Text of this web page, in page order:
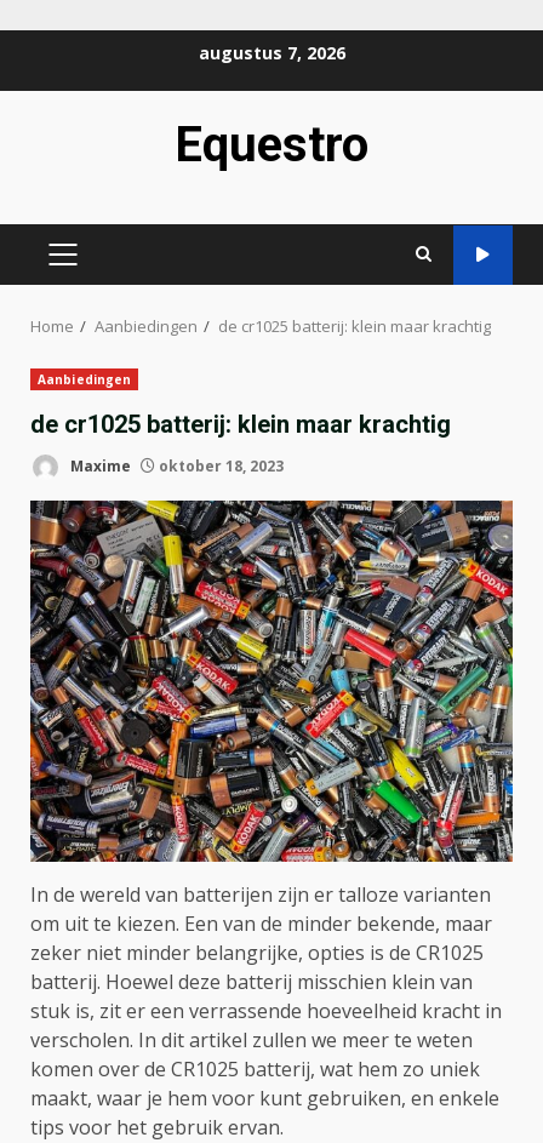
augustus 7, 2026
Equestro
PRIMAIR
Home Aanbiedingen de cr1025 batterij: klein maar krachtig
Aanbiedingen
de cr1025 batterij: klein maar krachtig
Maxime oktober 18, 2023
In de wereld van batterijen zijn er talloze varianten
om uit te kiezen. Een van de minder bekende, maar
zeker niet minder belangrijke, opties is de CR1025
batterij. Hoewel deze batterij misschien klein van
stuk is, zit er een verrassende hoeveelheid kracht in
verscholen. In dit artikel zullen we meer te weten
komen over de CR1025 batterij, wat hem zo uniek
maakt, waar je hem voor kunt gebruiken, en enkele
tips voor het gebruik ervan.